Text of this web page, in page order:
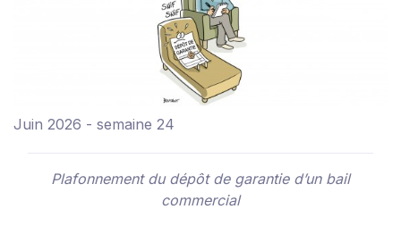
Juin 2026 - semaine 24
Plafonnement du dépôt de garantie d’un bail
commercial